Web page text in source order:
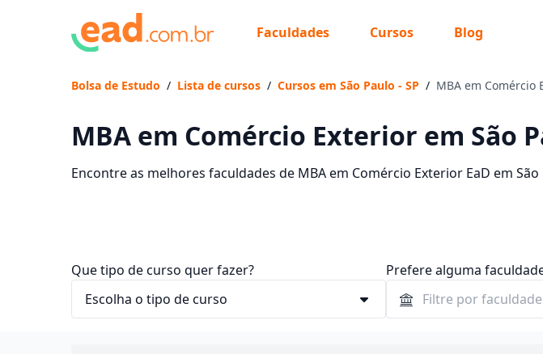
Faculdades Cursos Blog
Bolsa de Estudo / Lista de cursos / Cursos em São Paulo - SP / MBA em Comércio
MBA em Comércio Exterior em São
Encontre as melhores faculdades de MBA em Comércio Exterior EaD em
Que tipo de curso quer fazer? Prefere alguma